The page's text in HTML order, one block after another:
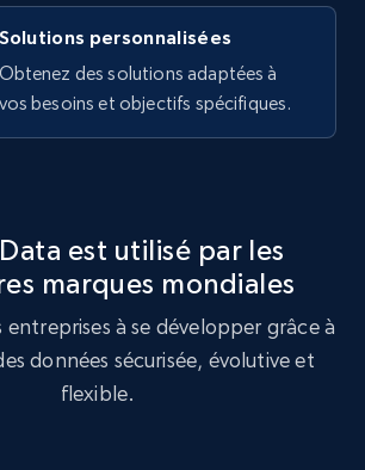
- Posts - Getting x
of profiles
Name, Description, Date
URL, Quoted post, and more.
Biography, Awg
Comment engagement rate,
Solutions personnalisées
Obtenez des solutions adaptées à
vos besoins et objectifs spécifiques.
est utilisé par les
marques mondiales
entreprises à se développer grâce à
données sécurisée, évolutive et
flexible.